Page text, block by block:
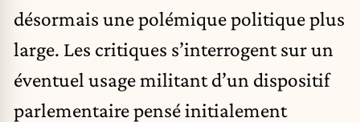
désormais une polémique politique plus
large. Les critiques s’interrogent sur un
éventuel usage militant d’un dispositif
parlementaire pensé initialement